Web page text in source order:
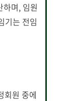
며, 임원
기는 전임
원 중에